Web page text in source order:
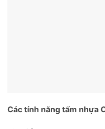
Các tính năng tấm nhựa